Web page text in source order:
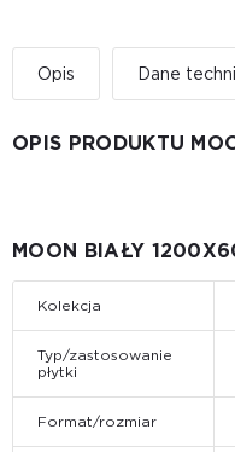
Opis Dane
OPIS PRODUKTU
MOON BIAŁY
Kolekcja
Typ/zastosowanie
płytki
Format/rozmiar